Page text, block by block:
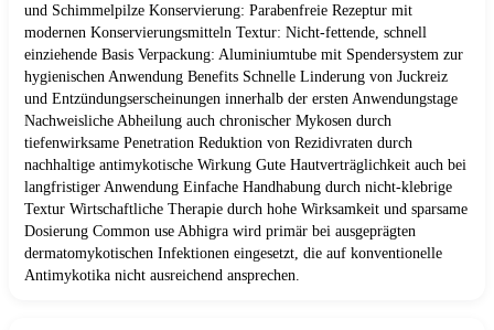
und Schimmelpilze Konservierung: Parabenfreie Rezeptur mit
modernen Konservierungsmitteln Textur: Nicht-fettende, schnell
einziehende Basis Verpackung: Aluminiumtube mit Spendersystem zur
hygienischen Anwendung Benefits Schnelle Linderung von Juckreiz
und Entzündungserscheinungen innerhalb der ersten Anwendungstage
Nachweisliche Abheilung auch chronischer Mykosen durch
tiefenwirksame Penetration Reduktion von Rezidivraten durch
nachhaltige antimykotische Wirkung Gute Hautverträglichkeit auch bei
langfristiger Anwendung Einfache Handhabung durch nicht-klebrige
Textur Wirtschaftliche Therapie durch hohe Wirksamkeit und sparsame
Dosierung Common use Abhigra wird primär bei ausgeprägten
dermatomykotischen Infektionen eingesetzt, die auf konventionelle
Antimykotika nicht ausreichend ansprechen.